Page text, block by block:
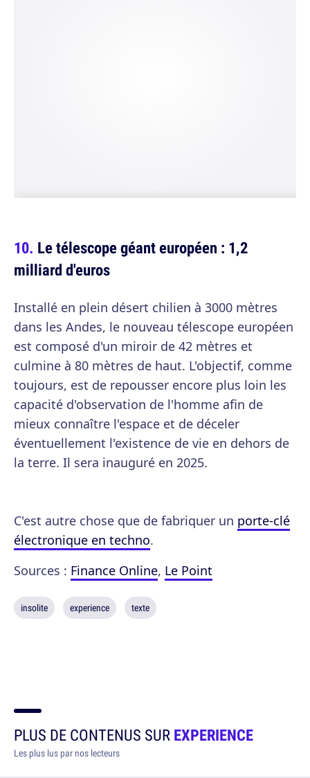
Le télescope géant européen : 1,2
milliard d'euros
Installé en plein désert chilien à 3000 mètres
dans les Andes, le nouveau télescope européen
est composé d'un miroir de 42 mètres et
culmine à 80 mètres de haut. L'objectif, comme
toujours, est de repousser encore plus loin les
capacité d'observation de l'homme afin de
mieux connaître l'espace et de déceler
éventuellement l'existence de vie en dehors de
la terre. Il sera inauguré en 2025.
C'est autre chose que de fabriquer un porte-clé
électronique en techno.
Sources : Finance Online, Le Point
insolite experience texte
PLUS DE CONTENUS SUREXPERIENCE
Les plus lus par nos lecteurs